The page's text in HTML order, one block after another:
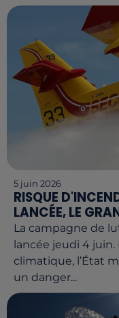
5 juin 2026
RISQUE
LANCÉE, LE
La campagne de
lancée jeudi 4
climatique, l’État
un danger...